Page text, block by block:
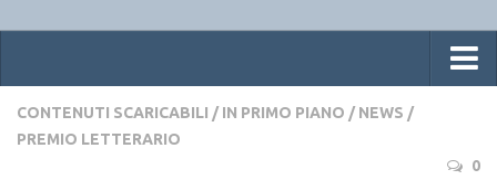
Home
Chi siamo
CONTENUTI SCARICABILI / IN PRIMO PIANO / NEWS /
PREMIO LETTERARIO
0